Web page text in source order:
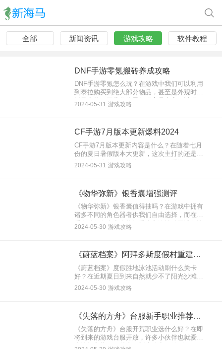
全部 新闻资讯 游戏攻略 软件教程
DNF手游零氪搬砖养成攻略
DNF手游零氪怎么玩？在游戏中我们可以利用
到泰拉购买到绝大部分物品，甚至是外观时装
以及宠物。因此作为零氪玩家是肯定可以玩
的，不过呢需要多起几个搬砖角色一起来养大
2024-05-31 游戏攻略
CF手游7月版本更新爆料2024
CF手游7月版本更新内容是什么？在随着七月
份的夏日暑假版本大更新，这次主打的还是休
闲玩法。为每一位玩家开放了家园系统，我们
可以在家园内进行各个PVX玩法体验，角色互
2024-05-31 游戏攻略
《物华弥新》银香囊增强测评
《物华弥新》银香囊值得抽吗？在游戏中拥有
诸多不同的角色器者供我们自由选择，而在奶
系上的角色大家会将银香囊和洛神赋图进行比
较。近期的版本更新中针对于银香囊进行了增
评。
2024-05-30 游戏攻略
《蔚蓝档案》阿拜多斯度假村重建对策委员会泳3刷取关卡推荐
《蔚蓝档案》度假胜地泳池活动刷什么关卡
好？在近期夏日到来自然就少不了阳光沙滩和
美女啦。这一次的泳3活动“阿拜多斯度假村重
建对策委员会”，有多个活动任务关卡刷取产
度假村重建对策委员会泳3刷取关卡推荐。
2024-05-30 游戏攻略
《失落的方舟》台服新手职业推荐攻略
《失落的方舟》台服开荒职业选什么好？在即
将到来的游戏台服开放，许多小伙伴也就爱那
个选择入坑。目前台服版本确定开放到1415